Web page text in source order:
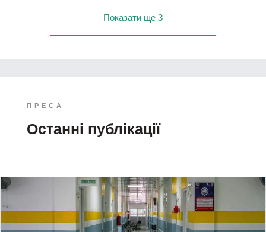
Показати ще 3
ПРЕСА
Останні публікації